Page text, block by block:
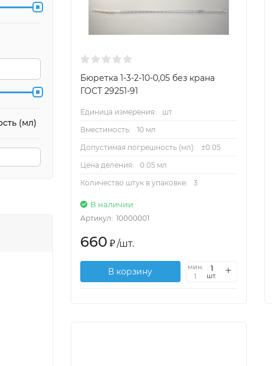
(мл)
Бюретка 1-3-2-10-0,05 без крана
ГОСТ 29251-91
Единица измерения:
шт
Вместимость:
10 мл
Допустимая погрешность (мл):
±0.05
Цена деления:
0.05 мл
Количество штук в упаковке:
3
В наличии
Артикул: 10000001
660 ₽/шт.
В корзину
мин.
1
шт.